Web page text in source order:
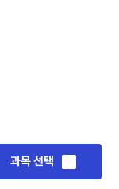
과목 선택